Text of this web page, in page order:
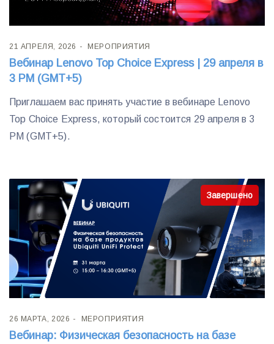
21 АПРЕЛЯ, 2026 МЕРОПРИЯТИЯ
Вебинар Lenovo Top Choice Express | 29 апреля в
3 PM (GMT+5)
Приглашаем вас принять участие в вебинаре Lenovo
Top Choice Express, который состоится 29 апреля в 3
PM (GMT+5).
Завершено
26 МАРТА, 2026 МЕРОПРИЯТИЯ
Вебинар: Физическая безопасность на базе